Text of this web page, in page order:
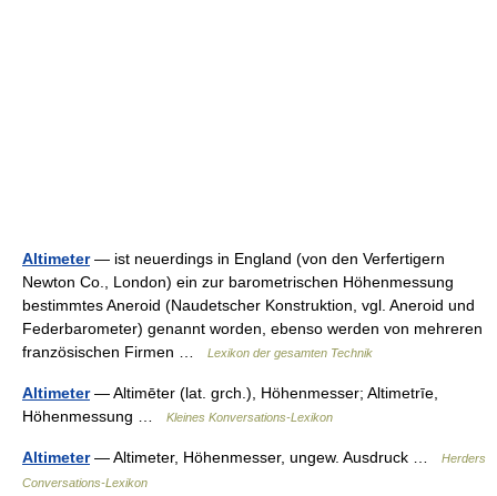
Altimeter— ist neuerdings in England (von den Verfertigern
Newton Co., London) ein zur barometrischen Höhenmessung
bestimmtes Aneroid (Naudetscher Konstruktion, vgl. Aneroid und
Federbarometer) genannt worden, ebenso werden von mehreren
französischen Firmen …
Lexikon der gesamten Technik
Altimeter— Altimēter (lat. grch.), Höhenmesser; Altimetrīe,
Höhenmessung …
Kleines Konversations-Lexikon
Altimeter— Altimeter, Höhenmesser, ungew. Ausdruck …
Herders
Conversations-Lexikon